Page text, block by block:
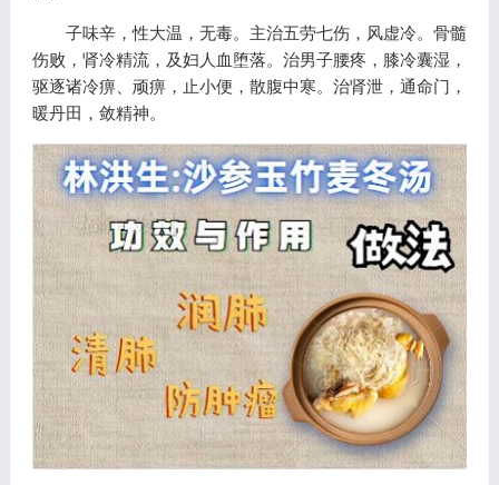
子味辛，性大温，无毒。主治五劳七伤，风虚冷。骨髓
伤败，肾冷精流，及妇人血堕落。治男子腰疼，膝冷囊湿，
驱逐诸冷痹、顽痹，止小便，散腹中寒。治肾泄，通命门，
暖丹田，敛精神。